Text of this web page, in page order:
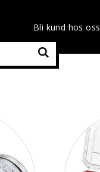
Bli kund hos oss